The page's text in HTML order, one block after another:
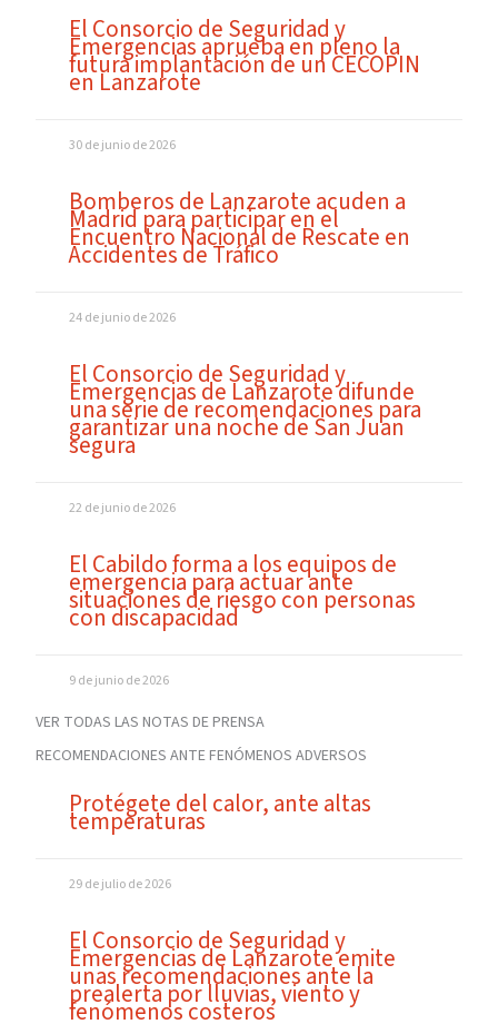
El Consorcio de Seguridad y
Emergencias aprueba en pleno la
futura implantación de un CECOPIN
en Lanzarote
30 de junio de 2026
Bomberos de Lanzarote acuden a
Madrid para participar en el
Encuentro Nacional de Rescate en
Accidentes de Tráfico
24 de junio de 2026
El Consorcio de Seguridad y
Emergencias de Lanzarote difunde
una serie de recomendaciones para
garantizar una noche de San Juan
segura
22 de junio de 2026
El Cabildo forma a los equipos de
emergencia para actuar ante
situaciones de riesgo con personas
con discapacidad
9 de junio de 2026
VER TODAS LAS NOTAS DE PRENSA
RECOMENDACIONES ANTE FENÓMENOS ADVERSOS
Protégete del calor, ante altas
temperaturas
29 de julio de 2026
El Consorcio de Seguridad y
Emergencias de Lanzarote emite
unas recomendaciones ante la
prealerta por lluvias, viento y
fenómenos costeros